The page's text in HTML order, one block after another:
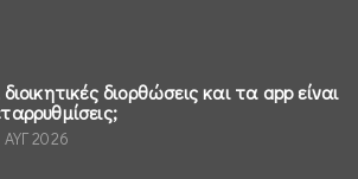
διοικητικές διορθώσεις και τα app είναι
2026